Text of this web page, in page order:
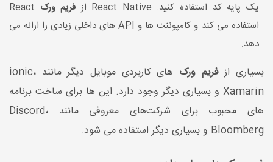
یک پایه کد استفاده کنید. React Native از فریم ورک React
استفاده می کند و کامپوننت ها و API های داخلی زیادی را ارائه می
دهد.
بسیاری ازفریم ورک
های کاربردی موبایل دیگر مانند ionic،
Xamarin و بسیاری دیگر وجود دارد. این ها برای ساخت برنامه
های محبوب برای شرکت‌های معروفی مانند Discord،
Bloomberg و بسیاری دیگر استفاده می شود.